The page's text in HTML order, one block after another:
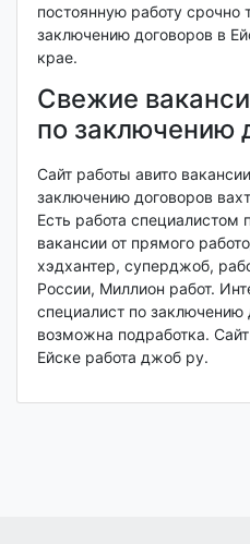
постоянную работу срочно
заключению договоров в
крае.
Свежие
по заключению
Сайт работы авито
заключению договоров
Есть работа специалистом
вакансии от прямого
хэдхантер, суперджоб,
России, Миллион работ.
специалист по заключению
возможна подработка.
Ейске работа джоб ру.